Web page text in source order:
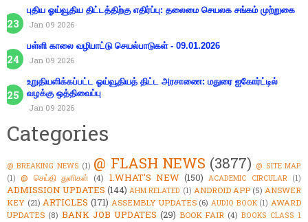
புதிய ஓய்வூதிய திட்டத்திற்கு எதிர்ப்பு: தலைமை செயலக சங்கம் முற்றுகை
Jan 09 2026
பள்ளி காலை வழிபாட்டு செயல்பாடுகள் - 09.01.2026
Jan 09 2026
உறுதியளிக்கப்பட்ட ஓய்வூதியத் திட்ட அரசாணை: மதுரை ஐகோர்ட்டில்
வழக்கு ஒத்திவைப்பு
Jan 09 2026
Categories
@ BREAKING NEWS (1) @ FLASH NEWS (3877) @ SITE MAP
(1) @ செய்தி துளிகள் (4) 1.WHAT'S NEW (150) ACADEMIC CIRCULAR (1)
ADMISSION UPDATES (144) AHM RELATED (1) ANDROID APP (5) ANSWER
KEY (21) ARTICLES (171) ASSEMBLY UPDATES (6) AUDIO BOOK (1) AWARD
UPDATES (8) BANK JOB UPDATES (29) BOOK FAIR (4) BOOKS CLASS 1